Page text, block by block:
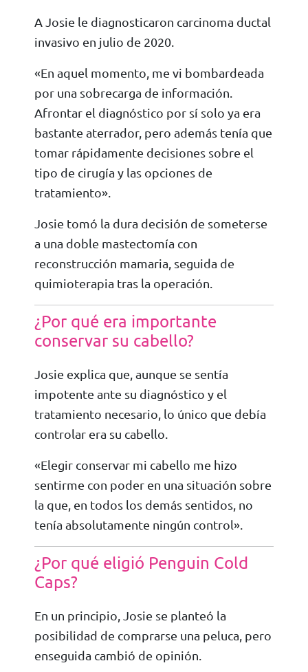
A Josie le diagnosticaron carcinoma ductal
invasivo en julio de 2020.
«En aquel momento, me vi bombardeada
por una sobrecarga de información.
Afrontar el diagnóstico por sí solo ya era
bastante aterrador, pero además tenía que
tomar rápidamente decisiones sobre el
tipo de cirugía y las opciones de
tratamiento».
Josie tomó la dura decisión de someterse
a una doble mastectomía con
reconstrucción mamaria, seguida de
quimioterapia tras la operación.
¿Por qué era importante
conservar su cabello?
Josie explica que, aunque se sentía
impotente ante su diagnóstico y el
tratamiento necesario, lo único que debía
controlar era su cabello.
«Elegir conservar mi cabello me hizo
sentirme con poder en una situación sobre
la que, en todos los demás sentidos, no
tenía absolutamente ningún control».
¿Por qué eligió Penguin Cold
Caps?
En un principio, Josie se planteó la
posibilidad de comprarse una peluca, pero
enseguida cambió de opinión.